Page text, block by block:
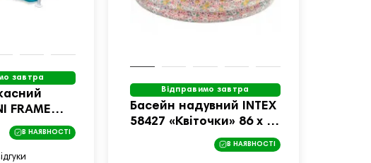
завтра
FRAME
В НАЯВНОСТІ
Відправимо завтра
Басейн надувний INTEX
58427 «Квіточки» 86 х 25
В НАЯВНОСТІ